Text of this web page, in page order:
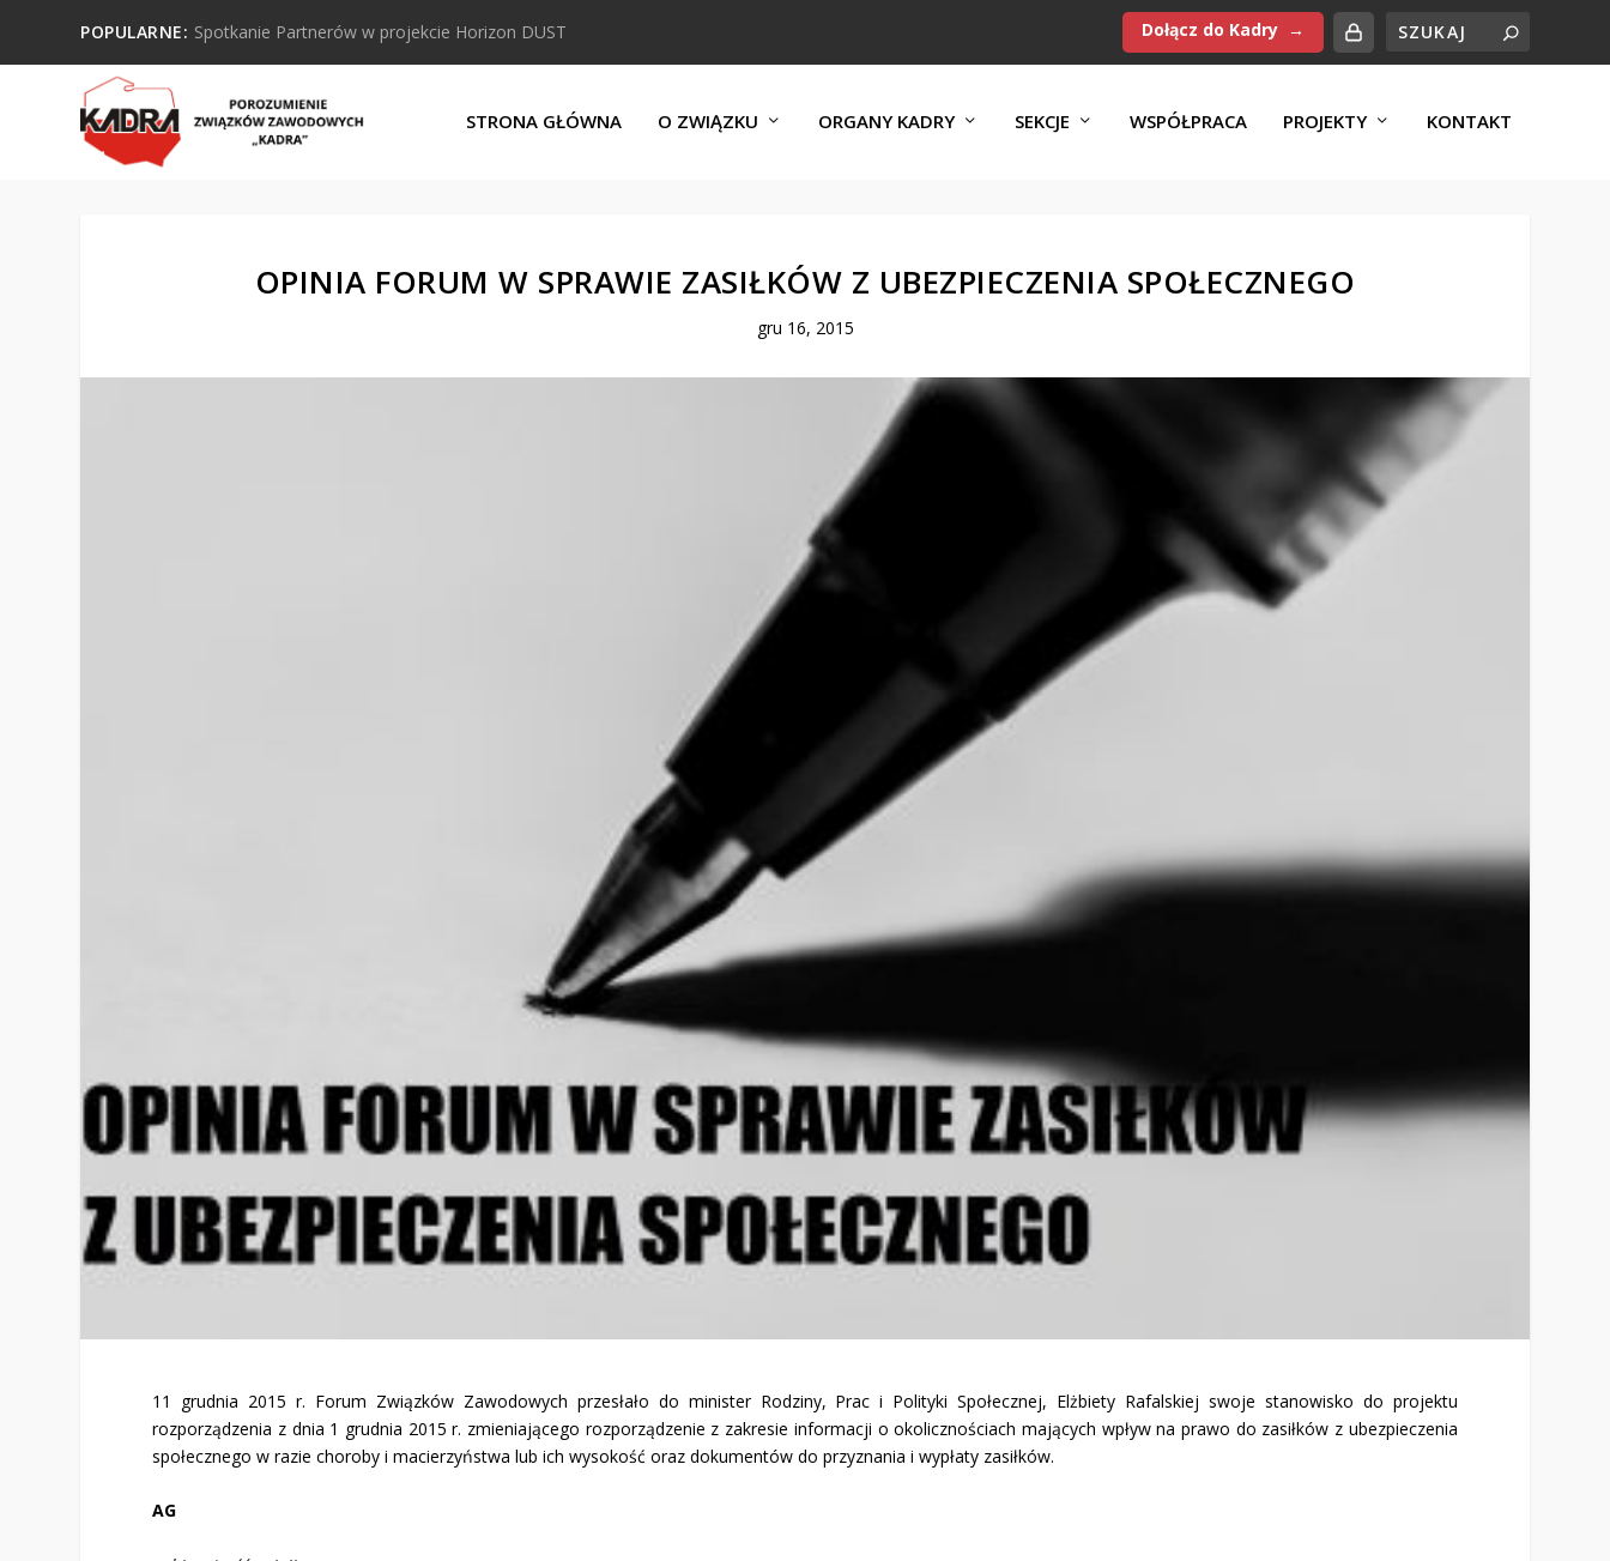
POPULARNE: Spotkanie Partnerów w projekcie Horizon DUST Dołącz do Kadry
STRONA GŁÓWNA O ZWIĄZKU ORGANY KADRY SEKCJE WSPÓŁPRACA PROJEKTY KONTAKT
OPINIA FORUM W SPRAWIE ZASIŁKÓW Z UBEZPIECZENIA SPOŁECZNEGO
gru 16, 2015
11 grudnia 2015 r. Forum Związków Zawodowych przesłało do minister Rodziny, Prac i Polityki Społecznej, Elżbiety Rafalskiej swoje stanowisko do projektu
rozporządzenia z dnia 1 grudnia 2015 r. zmieniającego rozporządzenie z zakresie informacji o okolicznościach mających wpływ na prawo do zasiłków z ubezpieczenia
społecznego w razie choroby i macierzyństwa lub ich wysokość oraz dokumentów do przyznania i wypłaty zasiłków.
AG